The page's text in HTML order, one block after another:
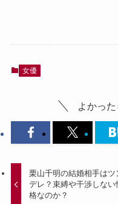
女優
よかっ
栗山千明の結婚相手はツ
デレ？束縛や干渉しない
格なのか？